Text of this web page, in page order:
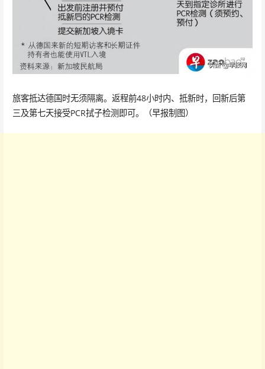
旅客抵达德国时无须隔离。返程前48小时内、抵新时，回新后第
三及第七天接受PCR拭子检测即可。（早报制图）